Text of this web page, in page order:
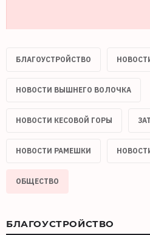
БЛАГОУСТРОЙСТВО
НОВОСТИ ВЫШНЕГО ВОЛОЧКА
НОВОСТИ КЕСОВОЙ ГОРЫ
НОВОСТИ РАМЕШКИ
ОБЩЕСТВО
БЛАГОУСТРОЙСТВО